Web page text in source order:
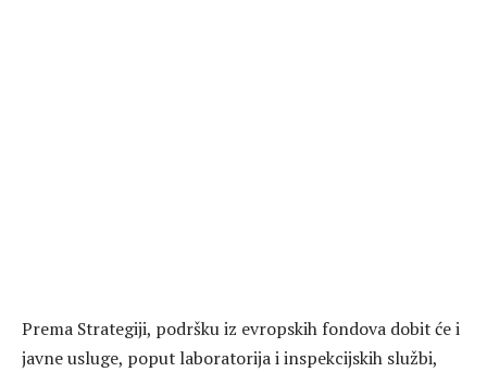
Prema Strategiji, podršku iz evropskih fondova dobit će i
javne usluge, poput laboratorija i inspekcijskih službi,